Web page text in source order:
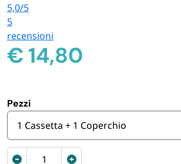
AVVOLGENTI E CONTENITORI
PARTY
FORNITURE SETTORE HO.RE.CA
5,0/5
5
recensioni
€ 14,80
Pezzi
1 Cassetta + 1 Coperchio
Contenitore